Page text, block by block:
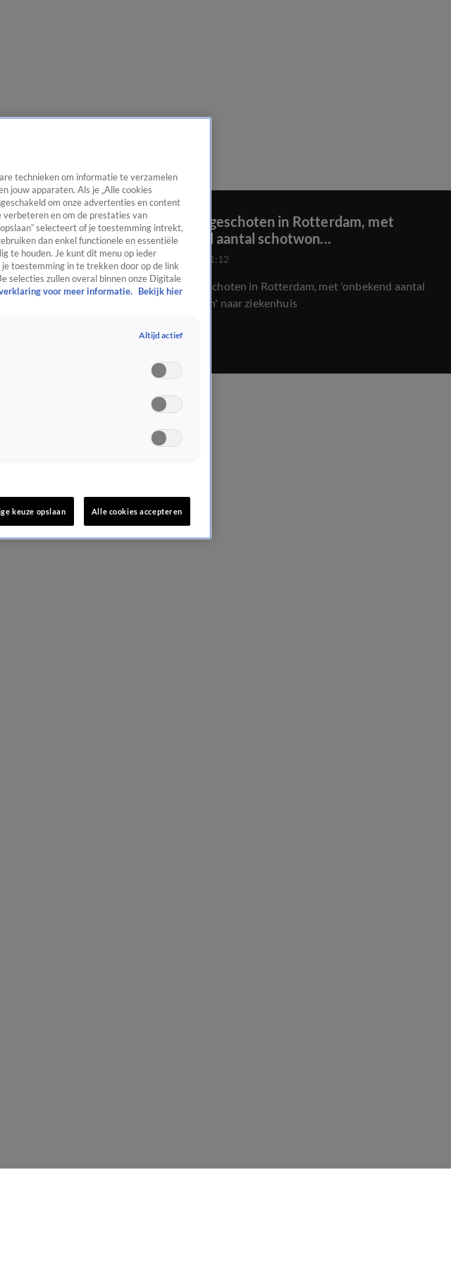
Man neergeschoten in Rotterdam, met
'onbekend aantal schotwon...
4 juni 2021, 11:12
Man neergeschoten in Rotterdam, met 'onbekend aantal
schotwonden' naar ziekenhuis
technieken om informatie te verzamelen
jouw apparaten. Als je „Alle cookies
om onze advertenties en content
verbeteren en om de prestaties van
selecteert of je toestemming intrekt,
dan enkel functionele en essentiële
te houden. Je kunt dit menu op ieder
toestemming in te trekken door op de link
selecties zullen overal binnen onze Digitale
voor meer informatie.
Bekijk hier
Altijd actief
keuze opslaan Alle cookies accepteren